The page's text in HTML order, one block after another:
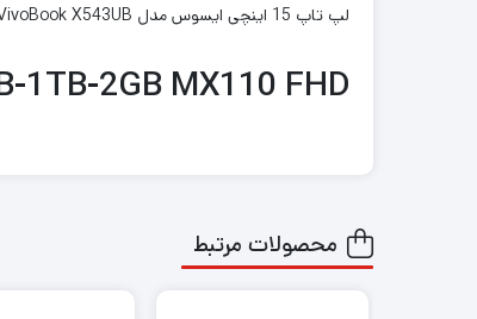
لپ تاپ 15 اینچی ایسوس مدل VivoBook X543UB
1TB-2GB MX110 FHD
محصولات مرتبط